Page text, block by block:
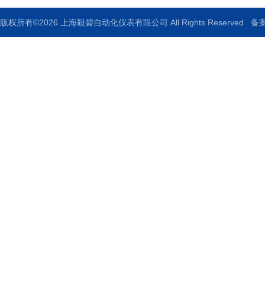
版权所有©2026 上海毅碧自动化仪表有限公司 All Rights Reserved 备